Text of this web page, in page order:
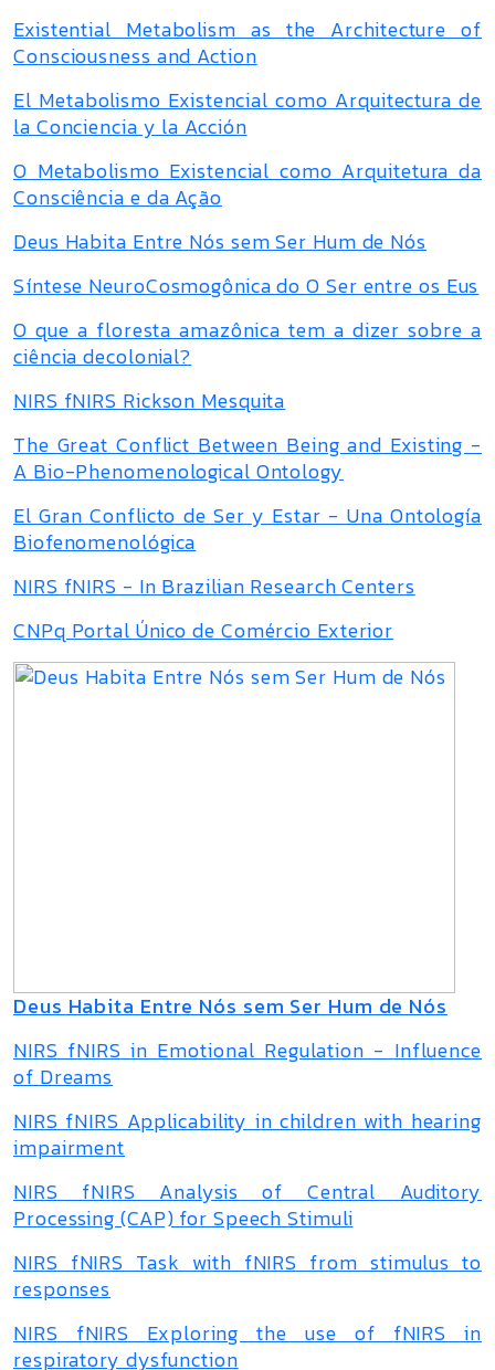
Existential Metabolism as the Architecture of
Consciousness and Action
El Metabolismo Existencial como Arquitectura de
la Conciencia y la Acción
O Metabolismo Existencial como Arquitetura da
Consciência e da Ação
Deus Habita Entre Nós sem Ser Hum de Nós
Síntese NeuroCosmogônica do O Ser entre os Eus
O que a floresta amazônica tem a dizer sobre a
ciência decolonial?
NIRS fNIRS Rickson Mesquita
The Great Conflict Between Being and Existing -
A Bio-Phenomenological Ontology
El Gran Conflicto de Ser y Estar - Una Ontología
Biofenomenológica
NIRS fNIRS - In Brazilian Research Centers
CNPq Portal Único de Comércio Exterior
Deus Habita Entre Nós sem Ser Hum de Nós
NIRS fNIRS in Emotional Regulation - Influence
of Dreams
NIRS fNIRS Applicability in children with hearing
impairment
NIRS fNIRS Analysis of Central Auditory
Processing (CAP) for Speech Stimuli
NIRS fNIRS Task with fNIRS from stimulus to
responses
NIRS fNIRS Exploring the use of fNIRS in
respiratory dysfunction